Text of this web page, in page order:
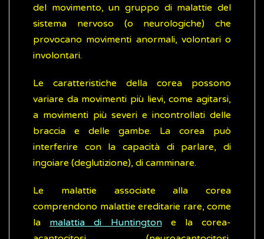
del movimento, un gruppo di malattie del
sistema nervoso (o neurologiche) che
provocano movimenti anormali, volontari o
involontari.
Le caratteristiche della corea possono
variare da movimenti più lievi, come agitarsi,
a movimenti più severi e incontrollati delle
braccia e delle gambe. La corea può
interferire con la capacità di parlare, di
ingoiare (deglutizione), di camminare.
Le malattie associate alla corea
comprendono malattie ereditarie rare, come
la malattia di Huntingtone la corea-